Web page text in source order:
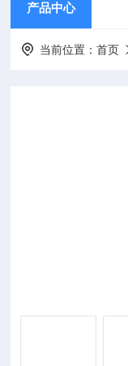
产品中心
当前位置：首页